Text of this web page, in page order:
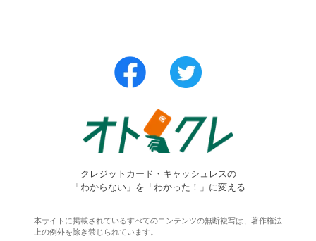
クレジットカード・キャッシュレスの
「わからない」を「わかった！」に変える
本サイトに掲載されているすべてのコンテンツの無断複写は、著作権法
上の例外を除き禁じられています。